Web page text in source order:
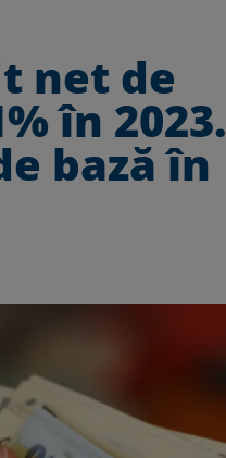
net de
în 2023.
bază în